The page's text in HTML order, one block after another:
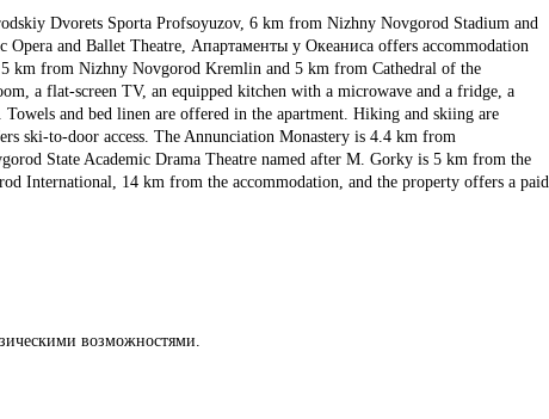
Dvorets Sporta Profsoyuzov, 6 km from Nizhny Novgorod Stadium and
and Ballet Theatre, Апартаменты у Океаниса offers accommodation
km from Nizhny Novgorod Kremlin and 5 km from Cathedral of the
a flat-screen TV, an equipped kitchen with a microwave and a fridge, a
and bed linen are offered in the apartment. Hiking and skiing are
ski-to-door access. The Annunciation Monastery is 4.4 km from
State Academic Drama Theatre named after M. Gorky is 5 km from the
International, 14 km from the accommodation, and the property offers a paid
возможностями.